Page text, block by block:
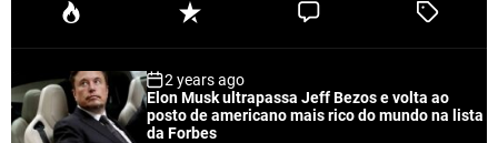
P
u
a
R
e
n
t
C
e
T
e
2 years ago
Elon Musk ultrapassa Jeff Bezos e volta ao
posto de americano mais rico do mundo na lista
da Forbes